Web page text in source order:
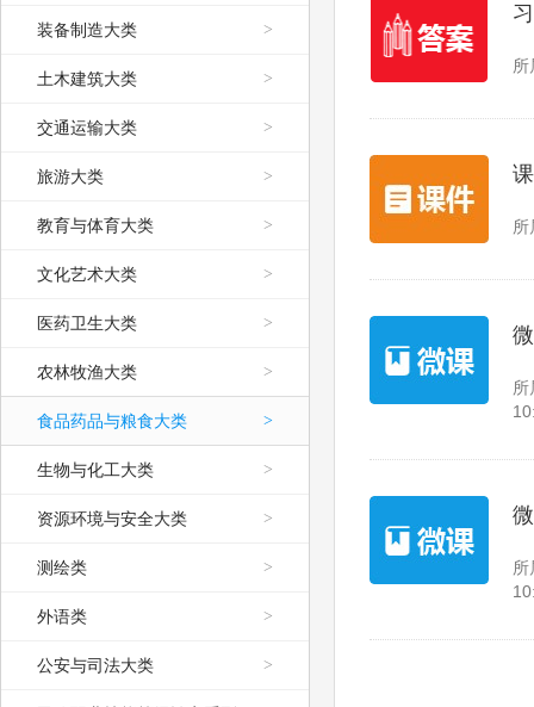
装备制造大类 >
土木建筑大类 >
交通运输大类 >
旅游大类 >
教育与体育大类 >
文化艺术大类 >
医药卫生大类 >
农林牧渔大类 >
食品药品与粮食大类 >
生物与化工大类 >
资源环境与安全大类 >
测绘类 >
外语类 >
公安与司法大类 >
所
所
所
所